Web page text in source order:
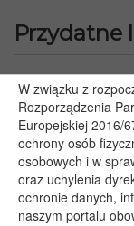
Przydatne
Starostwo
Lubelski Urząd
Urząd
Serwis
PGE – Planowane
Poczta E-mail
W związku z
Rozporządzenia
Europejskiej 2016/
ochrony osób
osobowych i w
oraz uchylenia
ochronie danych,
naszym portalu